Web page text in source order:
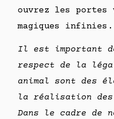
ouvrez les
magiques infinies.
Il est important
respect de la
animal sont des
la réalisation des
Dans le cadre de